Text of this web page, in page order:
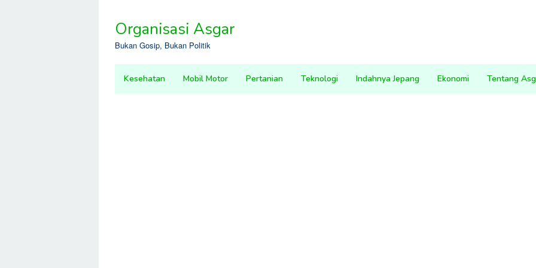
contentOrganisasi Asgar
Bukan Gosip, Bukan Politik
Kesehatan Mobil Motor Pertanian Teknologi Indahnya Jepang Ekonomi Tentang